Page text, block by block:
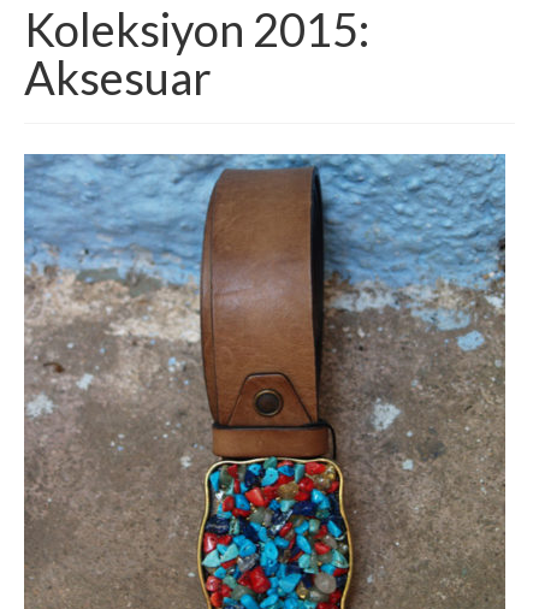
Koleksiyon 2019
Koleksiyon 2018
Koleksiyon 2016
Koleksiyon 2015
Hakkımızda
Basından
İletişim
English
Koleksiyon 2015:
Aksesuar